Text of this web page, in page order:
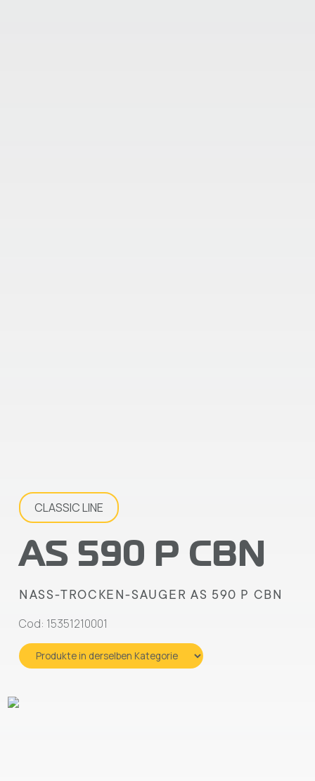
CLASSIC LINE
AS 590 P CBN
NASS-TROCKEN-SAUGER AS 590 P CBN
Cod: 15351210001